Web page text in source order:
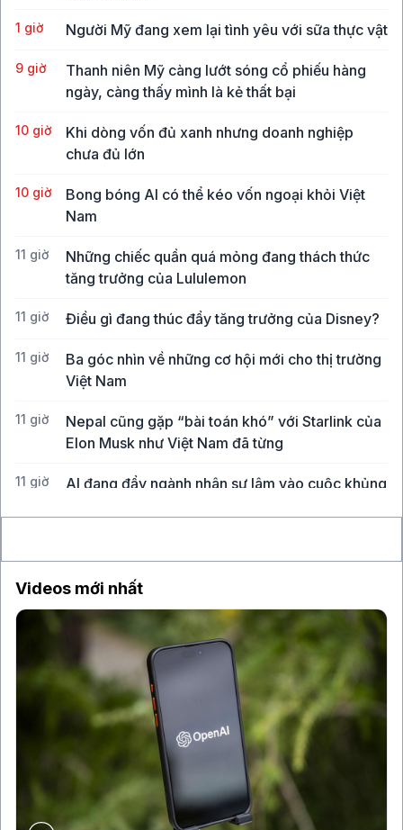
1 giờ Người Mỹ đang xem lại tình yêu với sữa thực vật
9 giờ
Thanh niên Mỹ càng lướt sóng cổ phiếu hàng
ngày, càng thấy mình là kẻ thất bại
10 giờ
Khi dòng vốn đủ xanh nhưng doanh nghiệp
chưa đủ lớn
10 giờ
Bong bóng AI có thể kéo vốn ngoại khỏi Việt
Nam
11 giờ
Những chiếc quần quá mỏng đang thách thức
tăng trưởng của Lululemon
11 giờ Điều gì đang thúc đẩy tăng trưởng của Disney?
11 giờ
Ba góc nhìn về những cơ hội mới cho thị trường
Việt Nam
11 giờ
Nepal cũng gặp “bài toán khó” với Starlink của
Elon Musk như Việt Nam đã từng
11 giờ
AI đang đẩy ngành nhân sự lâm vào cuộc khủng
Videos mới nhất